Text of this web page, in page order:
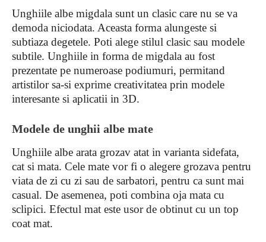
Unghiile albe migdala sunt un clasic care nu se va
demoda niciodata. Aceasta forma alungeste si
subtiaza degetele. Poti alege stilul clasic sau modele
subtile. Unghiile in forma de migdala au fost
prezentate pe numeroase podiumuri, permitand
artistilor sa-si exprime creativitatea prin modele
interesante si aplicatii in 3D.
Modele de unghii albe mate
Unghiile albe arata grozav atat in varianta sidefata,
cat si mata. Cele mate vor fi o alegere grozava pentru
viata de zi cu zi sau de sarbatori, pentru ca sunt mai
casual. De asemenea, poti combina oja mata cu
sclipici. Efectul mat este usor de obtinut cu un top
coat mat.